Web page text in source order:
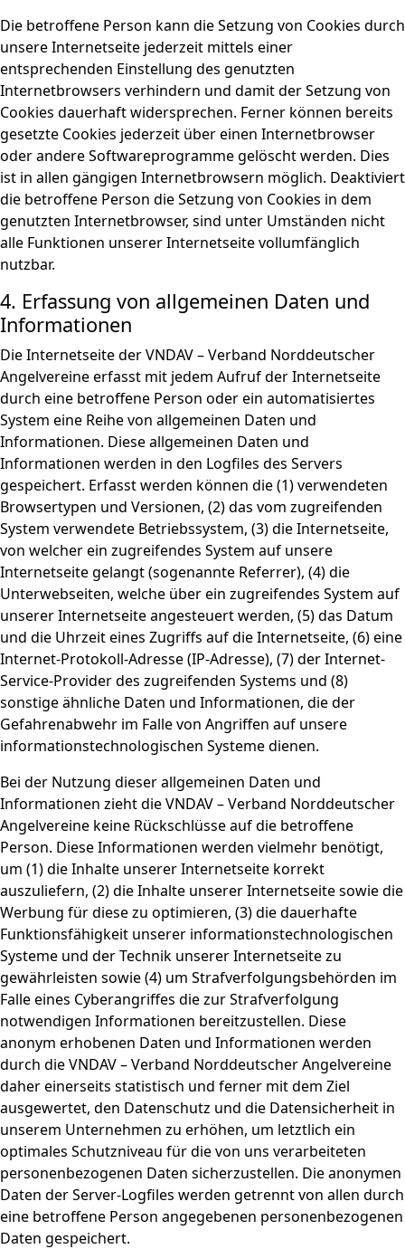
Die betroffene Person kann die Setzung von Cookies durch
unsere Internetseite jederzeit mittels einer
entsprechenden Einstellung des genutzten
Internetbrowsers verhindern und damit der Setzung von
Cookies dauerhaft widersprechen. Ferner können bereits
gesetzte Cookies jederzeit über einen Internetbrowser
oder andere Softwareprogramme gelöscht werden. Dies
ist in allen gängigen Internetbrowsern möglich. Deaktiviert
die betroffene Person die Setzung von Cookies in dem
genutzten Internetbrowser, sind unter Umständen nicht
alle Funktionen unserer Internetseite vollumfänglich
nutzbar.
4. Erfassung von allgemeinen Daten und
Informationen
Die Internetseite der VNDAV – Verband Norddeutscher
Angelvereine erfasst mit jedem Aufruf der Internetseite
durch eine betroffene Person oder ein automatisiertes
System eine Reihe von allgemeinen Daten und
Informationen. Diese allgemeinen Daten und
Informationen werden in den Logfiles des Servers
gespeichert. Erfasst werden können die (1) verwendeten
Browsertypen und Versionen, (2) das vom zugreifenden
System verwendete Betriebssystem, (3) die Internetseite,
von welcher ein zugreifendes System auf unsere
Internetseite gelangt (sogenannte Referrer), (4) die
Unterwebseiten, welche über ein zugreifendes System auf
unserer Internetseite angesteuert werden, (5) das Datum
und die Uhrzeit eines Zugriffs auf die Internetseite, (6) eine
Internet-Protokoll-Adresse (IP-Adresse), (7) der Internet-
Service-Provider des zugreifenden Systems und (8)
sonstige ähnliche Daten und Informationen, die der
Gefahrenabwehr im Falle von Angriffen auf unsere
informationstechnologischen Systeme dienen.
Bei der Nutzung dieser allgemeinen Daten und
Informationen zieht die VNDAV – Verband Norddeutscher
Angelvereine keine Rückschlüsse auf die betroffene
Person. Diese Informationen werden vielmehr benötigt,
um (1) die Inhalte unserer Internetseite korrekt
auszuliefern, (2) die Inhalte unserer Internetseite sowie die
Werbung für diese zu optimieren, (3) die dauerhafte
Funktionsfähigkeit unserer informationstechnologischen
Systeme und der Technik unserer Internetseite zu
gewährleisten sowie (4) um Strafverfolgungsbehörden im
Falle eines Cyberangriffes die zur Strafverfolgung
notwendigen Informationen bereitzustellen. Diese
anonym erhobenen Daten und Informationen werden
durch die VNDAV – Verband Norddeutscher Angelvereine
daher einerseits statistisch und ferner mit dem Ziel
ausgewertet, den Datenschutz und die Datensicherheit in
unserem Unternehmen zu erhöhen, um letztlich ein
optimales Schutzniveau für die von uns verarbeiteten
personenbezogenen Daten sicherzustellen. Die anonymen
Daten der Server-Logfiles werden getrennt von allen durch
eine betroffene Person angegebenen personenbezogenen
Daten gespeichert.